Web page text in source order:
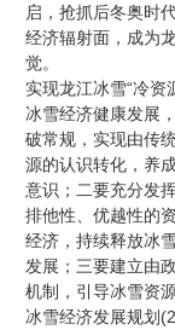
启，抢抓后冬奥时
经济辐射面，成为
觉。
实现龙江冰雪“冷资
冰雪经济健康发展
破常规，实现由传
源的认识转化，养
意识；二要充分发
排他性、优越性的
经济，持续释放冰
发展；三要建立由
机制，引导冰雪资
冰雪经济发展规划